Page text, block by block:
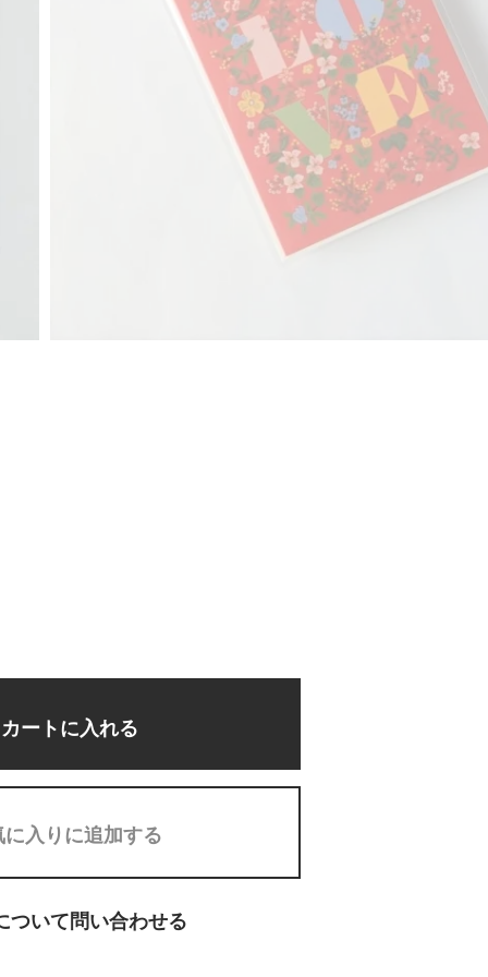
カートに入れる
に入りに追加する
ついて問い合わせる